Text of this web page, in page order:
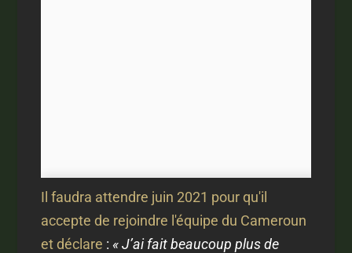
Il faudra attendre juin 2021 pour qu'il
accepte de rejoindre l'équipe du Cameroun
et déclare :« J’ai fait beaucoup plus de